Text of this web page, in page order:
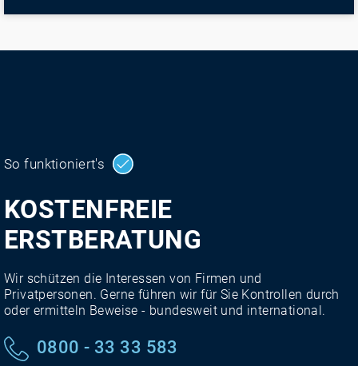
So funktioniert's
KOSTENFREIE
ERSTBERATUNG
Wir schützen die Interessen von Firmen und
Privatpersonen. Gerne führen wir für Sie Kontrollen durch
oder ermitteln Beweise - bundesweit und international.
0800 - 33 33 583